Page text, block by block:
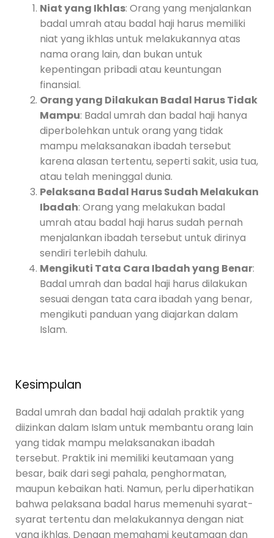
Niat yang Ikhlas: Orang yang menjalankan
badal umrah atau badal haji harus memiliki
niat yang ikhlas untuk melakukannya atas
nama orang lain, dan bukan untuk
kepentingan pribadi atau keuntungan
finansial.
Orang yang Dilakukan Badal Harus Tidak
Mampu: Badal umrah dan badal haji hanya
diperbolehkan untuk orang yang tidak
mampu melaksanakan ibadah tersebut
karena alasan tertentu, seperti sakit, usia tua,
atau telah meninggal dunia.
Pelaksana Badal Harus Sudah Melakukan
Ibadah: Orang yang melakukan badal
umrah atau badal haji harus sudah pernah
menjalankan ibadah tersebut untuk dirinya
sendiri terlebih dahulu.
Mengikuti Tata Cara Ibadah yang Benar:
Badal umrah dan badal haji harus dilakukan
sesuai dengan tata cara ibadah yang benar,
mengikuti panduan yang diajarkan dalam
Islam.
Kesimpulan
Badal umrah dan badal haji adalah praktik yang
diizinkan dalam Islam untuk membantu orang lain
yang tidak mampu melaksanakan ibadah
tersebut. Praktik ini memiliki keutamaan yang
besar, baik dari segi pahala, penghormatan,
maupun kebaikan hati. Namun, perlu diperhatikan
bahwa pelaksana badal harus memenuhi syarat-
syarat tertentu dan melakukannya dengan niat
yang ikhlas. Dengan memahami keutamaan dan